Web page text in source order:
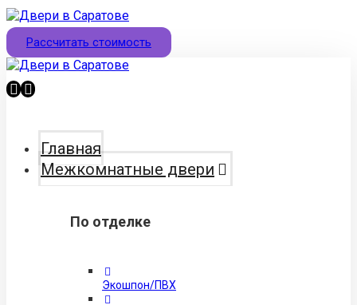
Рассчитать стоимость
Главная
Межкомнатные двери
По отделке
Экошпон/ПВХ